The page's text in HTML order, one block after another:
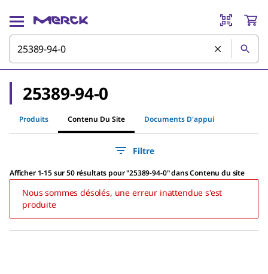
25389-94-0
Produits Contenu Du Site Documents D'appui
Filtre
Afficher 1-15 sur 50 résultats pour"25389-94-0"dans Contenu du site
Nous sommes désolés, une erreur inattendue s'est
produite